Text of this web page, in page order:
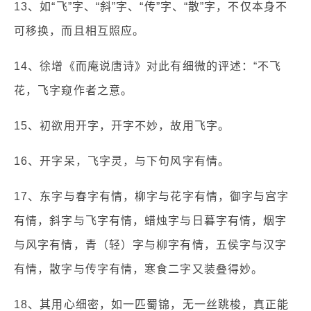
13、如“飞”字、“斜”字、“传”字、“散”字，不仅本身不
可移换，而且相互照应。
14、徐增《而庵说唐诗》对此有细微的评述：“不飞
花，飞字窥作者之意。
15、初欲用开字，开字不妙，故用飞字。
16、开字呆，飞字灵，与下句风字有情。
17、东字与春字有情，柳字与花字有情，御字与宫字
有情，斜字与飞字有情，蜡烛字与日暮字有情，烟字
与风字有情，青（轻）字与柳字有情，五侯字与汉字
有情，散字与传字有情，寒食二字又装叠得妙。
18、其用心细密，如一匹蜀锦，无一丝跳梭，真正能